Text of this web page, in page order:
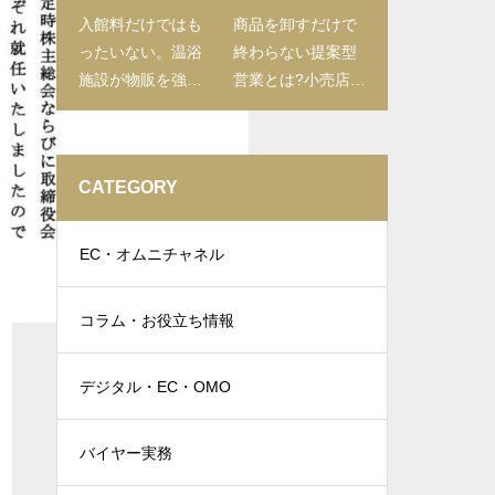
入館料だけではも
ったいない。温浴
施設が物販を強化
すべき理由と売店
商品を卸すだけで
終わらない提案型
営業とは?小売店に
喜ばれる進め方を
CATEGORY
EC・オムニチャネル
コラム・お役立ち情報
デジタル・EC・OMO
バイヤー実務